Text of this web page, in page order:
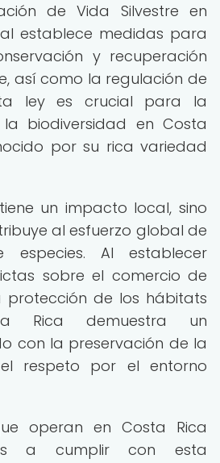
de Vida Silvestre en
establece medidas para
y recuperación
así como la regulación de
ley es crucial para la
biodiversidad en Costa
por su rica variedad
un impacto local, sino
al esfuerzo global de
especies. Al establecer
sobre el comercio de
protección de los hábitats
Rica demuestra un
con la preservación de la
respeto por el entorno
operan en Costa Rica
a cumplir con esta